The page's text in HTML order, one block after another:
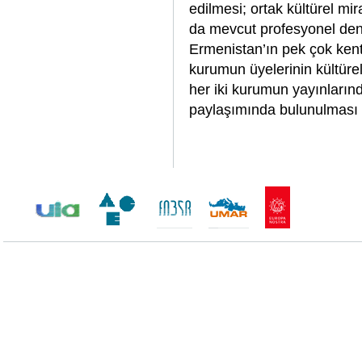
edilmesi; ortak kültürel
da mevcut profesyonel
Ermenistan’ın pek çok
kurumun üyelerinin
her iki kurumun
paylaşımında